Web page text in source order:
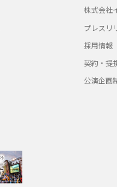
株式会社
プレスリ
採用情報
契約・提
公演企画